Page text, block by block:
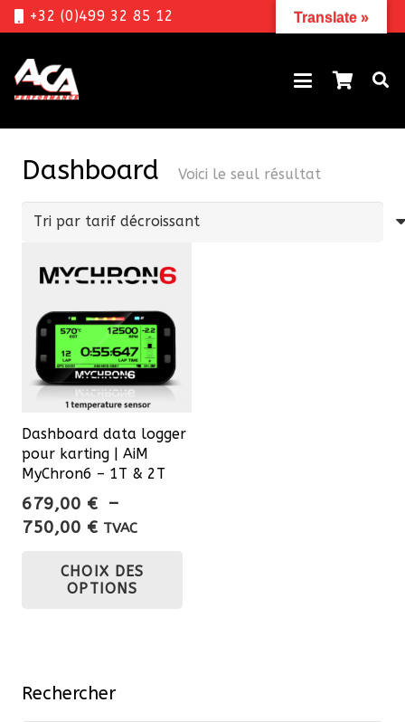
+32 (0)499 32 85 12
Dashboard Voici le seul résultat
Dashboard data logger
pour karting | AiM
MyChron6 – 1T & 2T
679,00 € –
750,00 €Plage
prix :
679,00 €
TVAC
CHOIX DES
OPTIONS
Rechercher
Translate »